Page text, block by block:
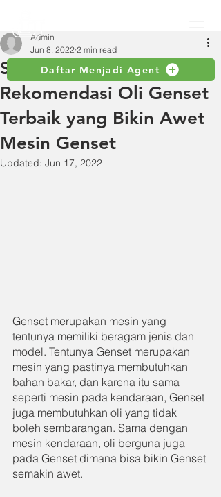
Daftar Menjadi Agent
Simak Beberapa
Rekomendasi Oli Genset
Terbaik yang Bikin Awet
Mesin Genset
Admin
Jun 8, 2022 2 min read
Updated: Jun 17, 2022
Genset merupakan mesin yang
tentunya memiliki beragam jenis dan
model. Tentunya Genset merupakan
mesin yang pastinya membutuhkan
bahan bakar, dan karena itu sama
seperti mesin pada kendaraan, Genset
juga membutuhkan oli yang tidak
boleh sembarangan. Sama dengan
mesin kendaraan, oli berguna juga
pada Genset dimana bisa bikin Genset
semakin awet.